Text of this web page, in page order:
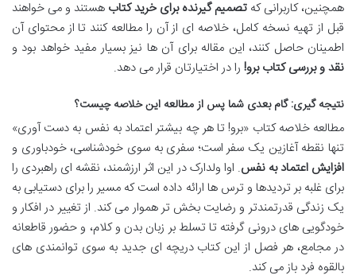
همچنین، کاربرانی که تصمیم گیرنده برای خرید کتاب هستند و می خواهند
قبل از تهیه نسخه کامل، خلاصه ای از آن را مطالعه کنند تا از محتوای آن
اطمینان حاصل کنند، این مقاله برای آن ها نیز بسیار مفید خواهد بود و
نقد و بررسی کتاب برو! را در اختیارتان قرار می دهد.
نتیجه گیری: گام بعدی شما پس از مطالعه این خلاصه چیست؟
مطالعه خلاصه کتاب «برو! تا هر چه بیشتر اعتماد به نفس به دست آوری»
تنها نقطه آغازین یک سفر است؛ سفری به سوی خودشناسی، خودباوری و
افزایش اعتماد به نفس. اوا ولدارک در این اثر ارزشمند، نقشه ای راهبردی را
برای غلبه بر تردیدها و ترس ها ارائه داده است که مسیر را برای دستیابی به
یک زندگی قدرتمندتر و رضایت بخش تر هموار می کند. از تغییر در افکار و
خودگویی های درونی گرفته تا تسلط بر زبان بدن و کلام، و حضور قاطعانه
در مجامع، هر فصل از این کتاب دریچه ای جدید به سوی توانمندی های
بالقوه فرد باز می کند.